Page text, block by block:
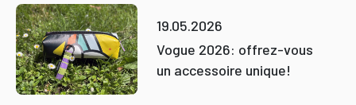
19.05.2026
Vogue 2026: offrez-vous
un accessoire unique!